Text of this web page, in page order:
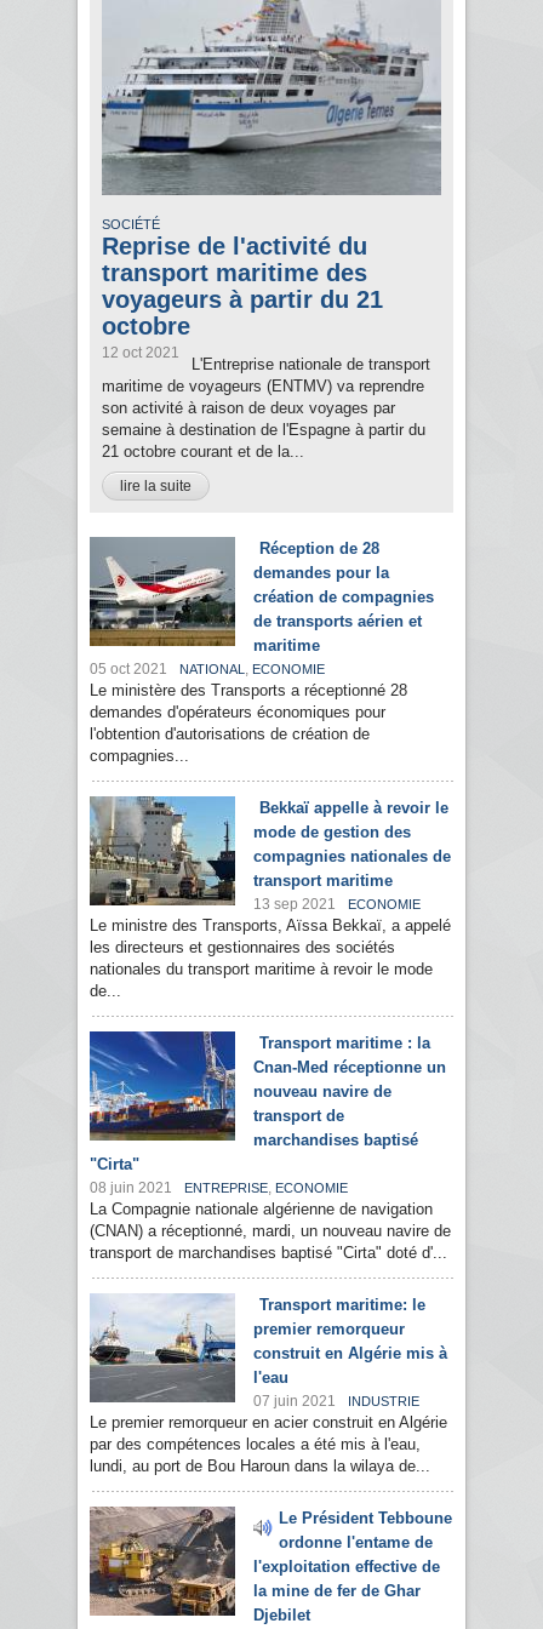
SOCIÉTÉ
Reprise de l'activité du
transport maritime des
voyageurs à partir du 21
octobre
12 oct 2021
L'Entreprise nationale de transport
maritime de voyageurs (ENTMV) va reprendre
son activité à raison de deux voyages par
semaine à destination de l'Espagne à partir du
21 octobre courant et de la...
lire la suite
Réception de 28
demandes pour la
création de compagnies
de transports aérien et
maritime
05 oct 2021 NATIONAL , ECONOMIE
Le ministère des Transports a réceptionné 28
demandes d'opérateurs économiques pour
l'obtention d'autorisations de création de
compagnies...
Bekkaï appelle à revoir le
mode de gestion des
compagnies nationales de
transport maritime
13 sep 2021 ECONOMIE
Le ministre des Transports, Aïssa Bekkaï, a appelé
les directeurs et gestionnaires des sociétés
nationales du transport maritime à revoir le mode
de...
Transport maritime : la
Cnan-Med réceptionne un
nouveau navire de
transport de
marchandises baptisé
"Cirta"
08 juin 2021 ENTREPRISE, ECONOMIE
La Compagnie nationale algérienne de navigation
(CNAN) a réceptionné, mardi, un nouveau navire de
transport de marchandises baptisé "Cirta" doté d'...
Transport maritime: le
premier remorqueur
construit en Algérie mis à
l'eau
07 juin 2021 INDUSTRIE
Le premier remorqueur en acier construit en Algérie
par des compétences locales a été mis à l'eau,
lundi, au port de Bou Haroun dans la wilaya de...
Le Président Tebboune
ordonne l'entame de
l'exploitation effective de
la mine de fer de Ghar
Djebilet